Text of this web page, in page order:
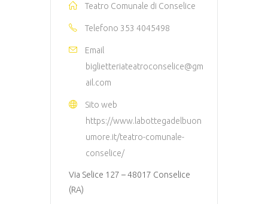
Teatro Comunale di Conselice
Telefono 353 4045498
Email
biglietteriateatroconselice@gm
ail.com
Sito web
https://www.labottegadelbuon
umore.it/teatro-comunale-
conselice/
Via Selice 127 – 48017 Conselice
(RA)